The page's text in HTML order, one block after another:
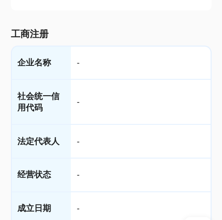
工商注册
企业名称 -
社会统一信
用代码
-
法定代表人 -
经营状态 -
成立日期 -